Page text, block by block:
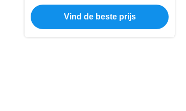
Vind de beste prijs